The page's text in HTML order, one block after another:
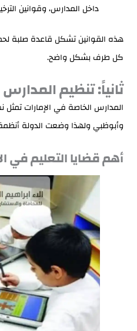
داخل المدارس، وقوانين
هذه القوانين تشكل قاعدة صلبة
كل طرف بشكل واضح.
ثانياً: تنظيم
المدارس الخاصة في الإمارات
وأبوظبي ولهذا وضعت الدولة
أهمقضايا التعليم في